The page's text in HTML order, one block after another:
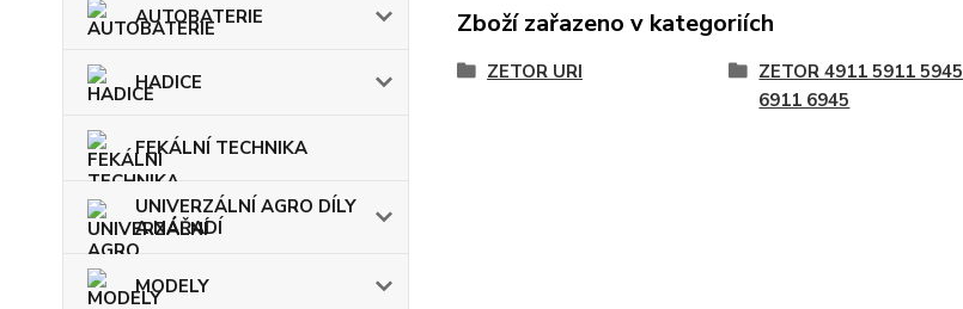
AUTOBATERIE
HADICE
FEKÁLNÍ TECHNIKA
UNIVERZÁLNÍ AGRO DÍLY
A NÁŘADÍ
MODELY
Zboží zařazeno v kategoriích
ZETOR URI
ZETOR 4911 5911 5945
6911 6945